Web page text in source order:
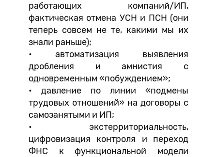
работающих компаний/ИП,
фактическая отмена УСН и ПСН (они
теперь совсем не те, какими мы их
знали раньше);
• автоматизация выявления
дробления и амнистия с
одновременным «побуждением»;
• давление по линии «подмены
трудовых отношений» на договоры с
самозанятыми и ИП;
• экстерриториальность,
цифровизация контроля и переход
ФНС к функциональной модели